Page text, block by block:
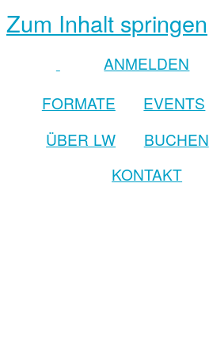
Zum Inhalt springen
ANMELDEN
FORMATE
EVENTS
ÜBER LW BUCHEN
KONTAKT